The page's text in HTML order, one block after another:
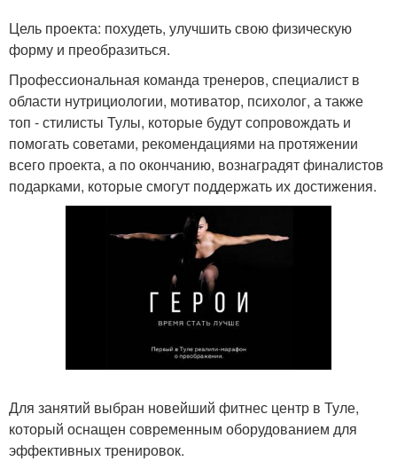
Цель проекта: похудеть, улучшить свою физическую
форму и преобразиться.
Профессиональная команда тренеров, специалист в
области нутрициологии, мотиватор, психолог, а также
топ - стилисты Тулы, которые будут сопровождать и
помогать советами, рекомендациями на протяжении
всего проекта, а по окончанию, вознаградят финалистов
подарками, которые смогут поддержать их достижения.
Для занятий выбран новейший фитнес центр в Туле,
который оснащен современным оборудованием для
эффективных тренировок.